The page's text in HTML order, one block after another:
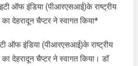
ऑफ इंडिया (पीआरएसआई)के राष्ट्रीय
देहरादून चैप्टर ने स्वागत किया*
ऑफ इंडिया (पीआरएसआई)के राष्ट्रीय
देहरादून चैप्टर ने स्वागत किया। डॉ